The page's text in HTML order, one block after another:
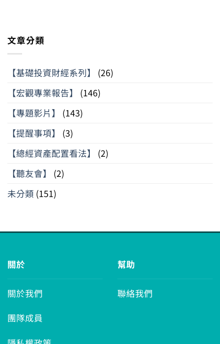
文章分類
【基礎投資財經系列】
(26)
【宏觀專業報告】
(146)
【專題影片】
(143)
【提醒事項】
(3)
【總經資產配置看法】
(2)
【聽友會】
(2)
未分類 (151)
關於
關於我們
團隊成員
幫助
聯絡我們